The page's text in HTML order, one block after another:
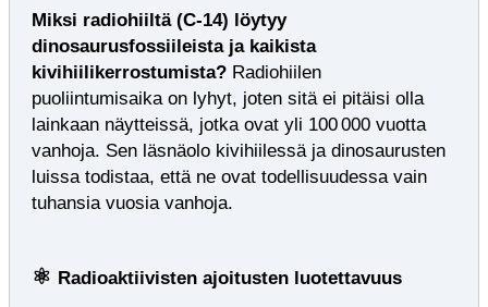
Miksi radiohiiltä (C‑14) löytyy
dinosaurusfossiileista ja kaikista
kivihiilikerrostumista? Radiohiilen
puoliintumisaika on lyhyt, joten sitä ei pitäisi olla
lainkaan näytteissä, jotka ovat yli 100 000 vuotta
vanhoja. Sen läsnäolo kivihiilessä ja dinosaurusten
luissa todistaa, että ne ovat todellisuudessa vain
tuhansia vuosia vanhoja.
⚛️ Radioaktiivisten ajoitusten luotettavuus